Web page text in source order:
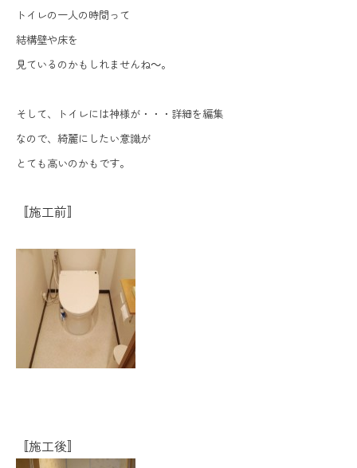
トイレの一人の時間って
結構壁や床を
見ているのかもしれませんね～。
そして、トイレには神様が・・・ 詳細を編集
なので、綺麗にしたい意識が
とても高いのかもです。
〚施工前〛
〚施工後〛